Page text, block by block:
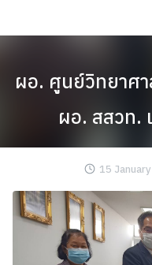
to
ผอ. ศูนย์วิทยาศ
ผอ. สสวท.
15